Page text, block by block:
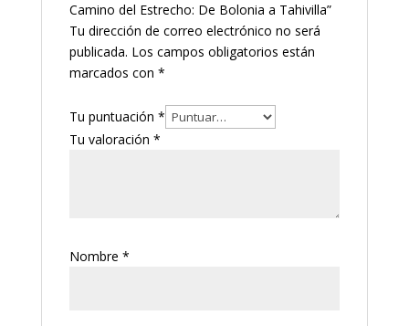
Camino del Estrecho: De Bolonia a Tahivilla”
Tu dirección de correo electrónico no será
publicada. Los campos obligatorios están
marcados con *
Tu puntuación *
Tu valoración *
Nombre *